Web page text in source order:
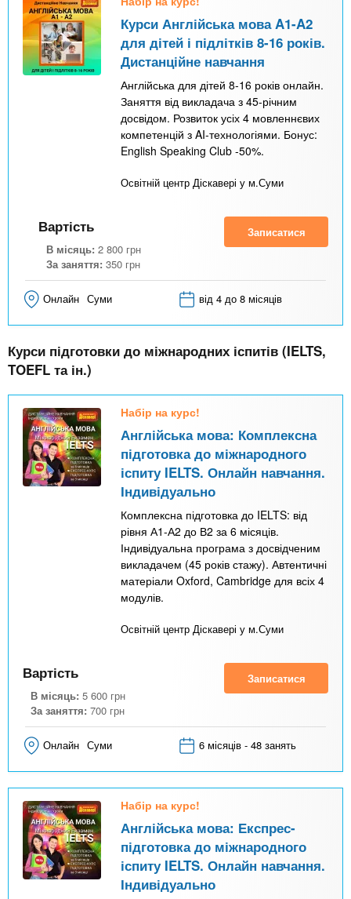
Курси Англійська мова A1-A2
для дітей і підлітків 8-16 років.
Дистанційне навчання
Англійська для дітей 8-16 років онлайн.
Заняття від викладача з 45-річним
досвідом. Розвиток усіх 4 мовленнєвих
компетенцій з AI-технологіями. Бонус:
English Speaking Club -50%.
Освітній центр Діскавері у м.Суми
Вартість
В місяць: 2 800 грн
За заняття: 350 грн
Записатися
Онлайн Суми від 4 до 8 місяців
Курси підготовки до міжнародних іспитів (IELTS,
TOEFL та ін.)
Набір на курс!
Англійська мова: Комплексна
підготовка до міжнародного
іспиту IELTS. Онлайн навчання.
Індивідуально
Комплексна підготовка до IELTS: від
рівня А1-А2 до В2 за 6 місяців.
Індивідуальна програма з досвідченим
викладачем (45 років стажу). Автентичні
матеріали Oxford, Cambridge для всіх 4
модулів.
Освітній центр Діскавері у м.Суми
Вартість
В місяць: 5 600 грн
За заняття: 700 грн
Записатися
Онлайн Суми 6 місяців - 48 занять
Набір на курс!
Англійська мова: Експрес-
підготовка до міжнародного
іспиту IELTS. Онлайн навчання.
Індивідуально